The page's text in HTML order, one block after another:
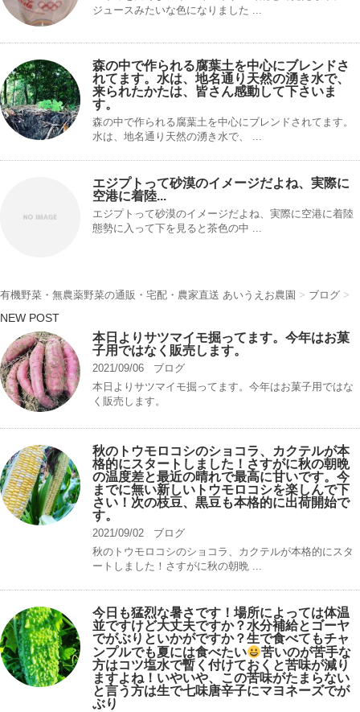
ジュースみたいな色になりました ...
森の中で作られる腐葉土を中心にブレンドさ
れてます。水は、地名通り天然の湧き水で、
来られたかたは、皆さん感動して下さいま
す。
森の中で作られる腐葉土を中心にブレンドされてます。
水は、地名通り天然の湧き水で、 ...
エジプトって砂漠のイメージだよね、実際に
空港に着陸...
エジプトって砂漠のイメージだよね、実際に空港に着陸
態勢に入って下を見ると茶色の中 ...
有機野菜・無農薬野菜の通販・宅配・農家直送 あいうえお農園 > ブログ >
NEW POST
本日よりサツマイモ掘ってます。今年はお菓
子用ではなく販売します。
2021/09/06
ブログ
本日よりサツマイモ掘ってます。今年はお菓子用ではな
く販売します。
秋のトウモロコシのショコラ、カクテルが本
格的にスタートしました！さすがに秋の朝晩
の温度差と最近の晴れで最高に甘いです。今
までに無い新しいトウモロコシを楽しんで下
さい！次の枝豆、黒豆も本格的に出荷開始で
す。
2021/09/02
ブログ
秋のトウモロコシのショコラ、カクテルが本格的にスタ
ートしました！さすがに秋の朝晩 ...
今日も猛烈な暑さです！場所によっては体温
並ですけど大丈夫ですか？水分補給とゴーヤ
でがぶりといかがですか？生で食べてもチャ
ンプルでも夏には食べたい
苦いのが苦手な
方はコツ塩水で暫く付けておくと苦味が減り
ますよね！いやいや、この苦味がたまらない
と言う方は生で七味唐辛子にマヨネーズでが
ぶり